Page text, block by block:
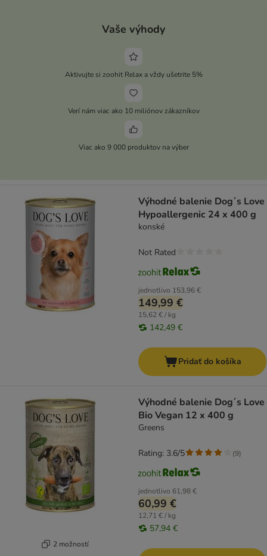
Vaše výhody
Aktivujte si zoohit Relax a vždy ušetrite 5%
Verí nám viac ako 10 miliónov zákazníkov
Viac ako 9 000 produktov na výber
Výhodné balenie Dog´s Love
Hypoallergenic 24 x 400 g
konské
jednotlivo 153,96 €
149,99 €
15,62 € / kg
142,49 €
Not Rated
Pridať do košíka
2 možností
Výhodné balenie Dog´s Love
Bio Vegan 12 x 400 g
Greens
jednotlivo 61,98 €
60,99 €
12,71 € / kg
57,94 €
Rating: 3.6/5 (9)